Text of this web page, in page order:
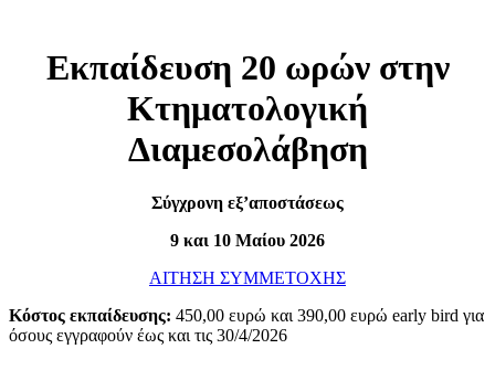
Εκπαίδευση 20 ωρών στην
Κτηματολογική
Διαμεσολάβηση
Σύγχρονη εξ’αποστάσεως
9 και 10 Μαίου 2026
ΑΙΤΗΣΗ ΣΥΜΜΕΤΟΧΗΣ
Κόστος εκπαίδευσης: 450,00 ευρώ και 390,00 ευρώ early bird για
όσους εγγραφούν έως και τις 30/4/2026